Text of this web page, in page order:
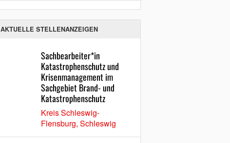
AKTUELLE STELLENANZEIGEN
Sachbearbeiter*in
Katastrophenschutz und
Krisenmanagement im
Sachgebiet Brand- und
Katastrophenschutz
Kreis Schleswig-
Flensburg, Schleswig